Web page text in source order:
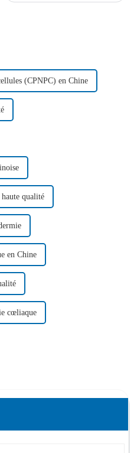
(CPNPC) en Chine
qualité
en Chine
cœliaque